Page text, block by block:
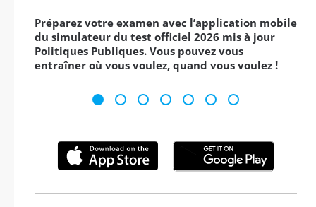
Préparez votre examen avec l’application mobile
du simulateur du test officiel 2026 mis à jour
Politiques Publiques. Vous pouvez vous
entraîner où vous voulez, quand vous voulez !